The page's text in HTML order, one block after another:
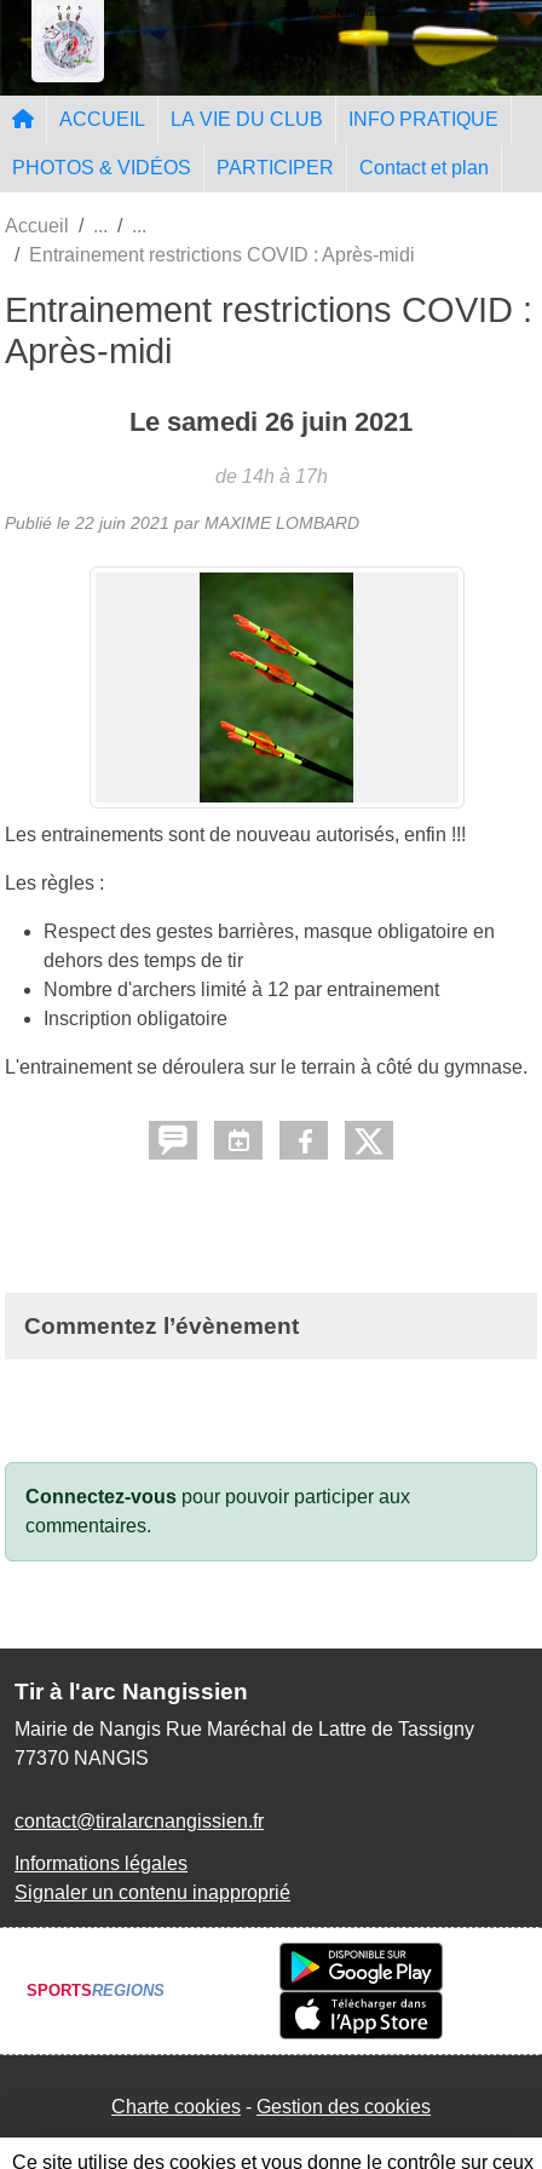
Tir à l'Arc Nangissien
ACCUEIL LA VIE DU CLUB INFO PRATIQUE
PHOTOS & VIDÉOS PARTICIPER Contact et plan
Accueil
Entrainement restrictions COVID : Après-midi
Entrainement restrictions COVID :
Après-midi
Le samedi 26 juin 2021
de 14h à 17h
Publié le 22 juin 2021 par MAXIME LOMBARD
Les entrainements sont de nouveau autorisés, enfin !!!
Les règles :
Respect des gestes barrières, masque obligatoire en
dehors des temps de tir
Nombre d'archers limité à 12 par entrainement
Inscription obligatoire
L'entrainement se déroulera sur le terrain à côté du gymnase.
Commentez l’évènement
Connectez-vous pour pouvoir participer aux
commentaires.
Tir à l'arc Nangissien
Mairie de Nangis Rue Maréchal de Lattre de Tassigny
77370 NANGIS
contact@tiralarcnangissien.fr
Informations légales
Signaler un contenu inapproprié
SPORTSREGIONS
Charte cookies Gestion des cookies
Panneau de gestion des cookies
Ce site utilise des cookies et vous donne le contrôle sur ceux